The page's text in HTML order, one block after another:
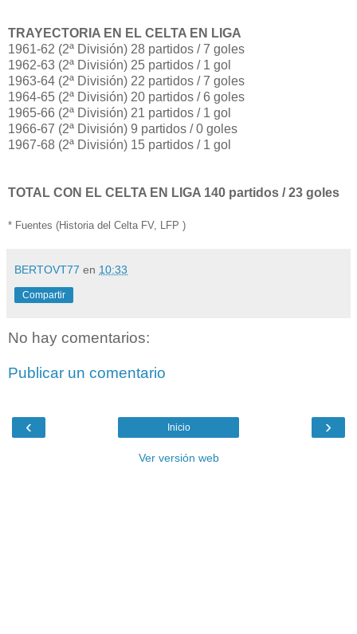
TRAYECTORIA EN EL CELTA EN LIGA
1961-62 (2ª División) 28 partidos / 7 goles
1962-63 (2ª División) 25 partidos / 1 gol
1963-64 (2ª División) 22 partidos / 7 goles
1964-65 (2ª División) 20 partidos / 6 goles
1965-66 (2ª División) 21 partidos / 1 gol
1966-67 (2ª División) 9 partidos / 0 goles
1967-68 (2ª División) 15 partidos / 1 gol
TOTAL CON EL CELTA EN LIGA 140 partidos / 23 goles
* Fuentes (Historia del Celta FV, LFP )
BERTOVT77 en 10:33
Compartir
No hay comentarios:
Publicar un comentario
‹ ›
Inicio
Ver versión web